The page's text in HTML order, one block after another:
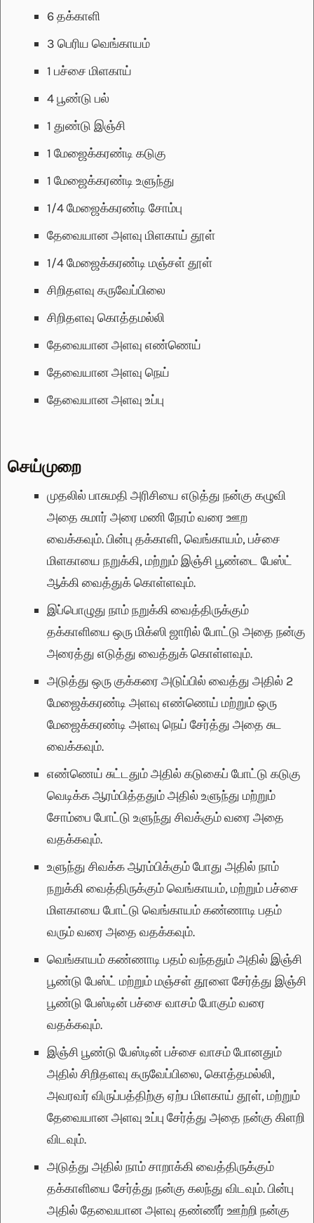
6தக்காளி
3 பெரிய வெங்காயம்
1 பச்சை மிளகாய்
4பூண்டு பல்
1 துண்டு இஞ்சி
1 மேஜைக்கரண்டி கடுகு
1 மேஜைக்கரண்டி உளுந்து
1/4மேஜைக்கரண்டி சோம்பு
தேவையான அளவு மிளகாய் தூள்
1/4மேஜைக்கரண்டி மஞ்சள் தூள்
சிறிதளவு கருவேப்பிலை
சிறிதளவு கொத்தமல்லி
தேவையான அளவு எண்ணெய்
தேவையான அளவு நெய்
தேவையான அளவு உப்பு
செய்முறை
முதலில் பாசுமதி அரிசியை எடுத்து நன்கு கழுவி
அதை சுமார் அரை மணி நேரம் வரை ஊற
வைக்கவும். பின்பு தக்காளி, வெங்காயம், பச்சை
மிளகாயை நறுக்கி, மற்றும் இஞ்சி பூண்டை பேஸ்ட்
ஆக்கி வைத்துக் கொள்ளவும்.
இப்பொழுது நாம் நறுக்கி வைத்திருக்கும்
தக்காளியை ஒரு மிக்ஸி ஜாரில் போட்டு அதை நன்கு
அரைத்து எடுத்து வைத்துக் கொள்ளவும்.
அடுத்து ஒரு குக்கரை அடுப்பில் வைத்து அதில் 2
மேஜைக்கரண்டி அளவு எண்ணெய் மற்றும் ஒரு
மேஜைக்கரண்டி அளவு நெய் சேர்த்து அதை சுட
வைக்கவும்.
எண்ணெய் சுட்டதும் அதில் கடுகைப் போட்டு கடுகு
வெடிக்க ஆரம்பித்ததும் அதில் உளுந்து மற்றும்
சோம்பை போட்டு உளுந்து சிவக்கும் வரை அதை
வதக்கவும்.
உளுந்து சிவக்க ஆரம்பிக்கும் போது அதில் நாம்
நறுக்கி வைத்திருக்கும் வெங்காயம், மற்றும் பச்சை
மிளகாயை போட்டு வெங்காயம் கண்ணாடி பதம்
வரும் வரை அதை வதக்கவும்.
வெங்காயம் கண்ணாடி பதம் வந்ததும் அதில் இஞ்சி
பூண்டு பேஸ்ட் மற்றும் மஞ்சள் தூளை சேர்த்து இஞ்சி
பூண்டு பேஸ்டின் பச்சை வாசம் போகும் வரை
வதக்கவும்.
இஞ்சி பூண்டு பேஸ்டின் பச்சை வாசம் போனதும்
அதில் சிறிதளவு கருவேப்பிலை, கொத்தமல்லி,
அவரவர் விருப்பத்திற்கு ஏற்ப மிளகாய் தூள், மற்றும்
தேவையான அளவு உப்பு சேர்த்து அதை நன்கு கிளறி
விடவும்.
அடுத்து அதில் நாம் சாறாக்கி வைத்திருக்கும்
தக்காளியை சேர்த்து நன்கு கலந்து விடவும். பின்பு
அதில் தேவையான அளவு தண்ணீர் ஊற்றி நன்கு